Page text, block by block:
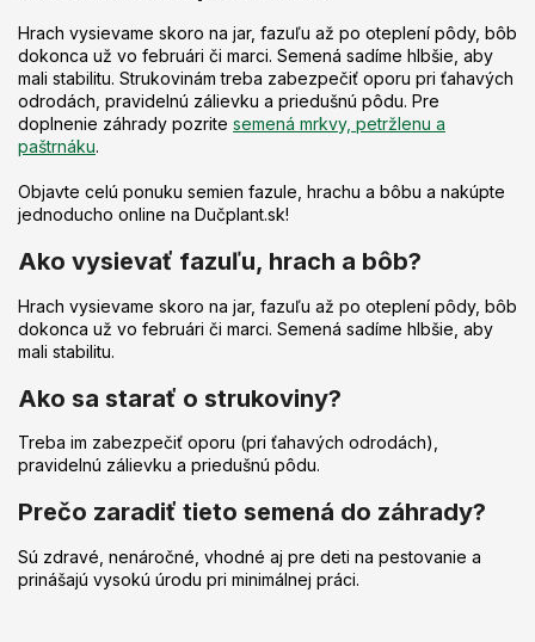
Hrach vysievame skoro na jar, fazuľu až po oteplení pôdy, bôb
dokonca už vo februári či marci. Semená sadíme hlbšie, aby
mali stabilitu. Strukovinám treba zabezpečiť oporu pri ťahavých
odrodách, pravidelnú zálievku a priedušnú pôdu. Pre
doplnenie záhrady pozrite semená mrkvy, petržlenu a
paštrnáku.
Objavte celú ponuku semien fazule, hrachu a bôbu a nakúpte
jednoducho online na Dučplant.sk!
Ako vysievať fazuľu, hrach a bôb?
Hrach vysievame skoro na jar, fazuľu až po oteplení pôdy, bôb
dokonca už vo februári či marci. Semená sadíme hlbšie, aby
mali stabilitu.
Ako sa starať o strukoviny?
Treba im zabezpečiť oporu (pri ťahavých odrodách),
pravidelnú zálievku a priedušnú pôdu.
Prečo zaradiť tieto semená do záhrady?
Sú zdravé, nenáročné, vhodné aj pre deti na pestovanie a
prinášajú vysokú úrodu pri minimálnej práci.